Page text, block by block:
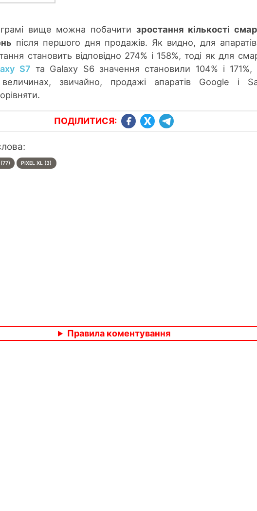
вище можна побачити зростання кількості
після першого дня продажів. Як видно, для
становить відповідно 274% і 158%, тоді як для
S7 та Galaxy S6 значення становили 104% і
звичайно, продажі апаратів Google і
ПОДІЛИТИСЯ:
PIXEL XL (3)
Правила коментування